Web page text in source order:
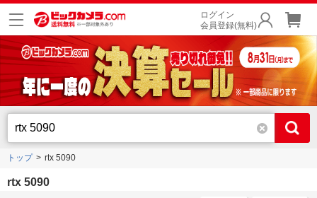
ログイン
会員登録(無料)
トップ rtx 5090
rtx 5090